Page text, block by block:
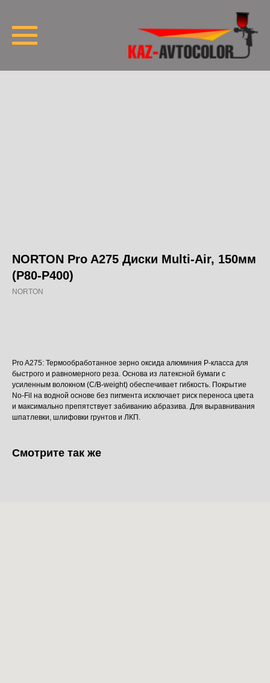
NORTON Pro A275 Диски Multi-Air, 150мм
(P80-P400)
NORTON
Pro A275: Термообработанное зерно оксида алюминия P-класса для
быстрого и равномерного реза. Основа из латексной бумаги с
усиленным волокном (C/B-weight) обеспечивает гибкость. Покрытие
No-Fil на водной основе без пигмента исключает риск переноса цвета
и максимально препятствует забиванию абразива. Для выравнивания
шпатлевки, шлифовки грунтов и ЛКП.
Смотрите так же